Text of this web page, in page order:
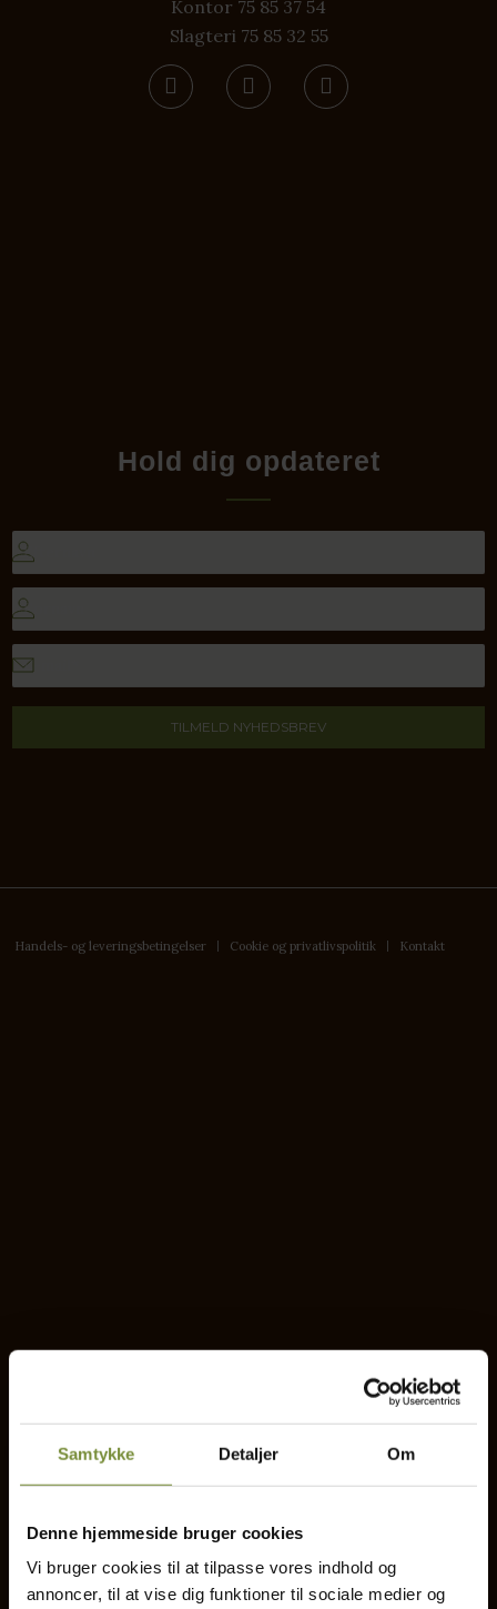
Samtykke Detaljer Om
Denne hjemmeside bruger cookies
Vi bruger cookies til at tilpasse vores indhold og
annoncer, til at vise dig funktioner til sociale medier og
Kontor 75 85 37 54
Slagteri 75 85 32 55
Hold dig opdateret
Handels- og leveringsbetingelser
Cookie og privatlivspolitik Kontakt